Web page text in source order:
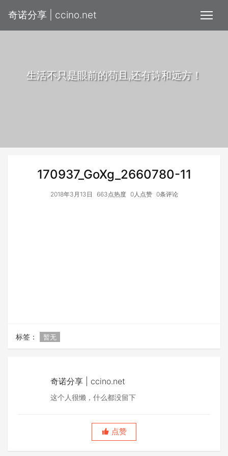
奇诺分享 | ccino.net
生活不只是眼前的苟且,还有诗和远方！
170937_GoXg_2660780-11
2018年3月13日 663点热度 0人点赞 0条评论
标签： 暂无
奇诺分享 | ccino.net
这个人很懒，什么都没留下
点赞